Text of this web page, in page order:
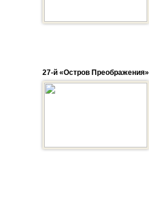
27-й «Остров Преображения»